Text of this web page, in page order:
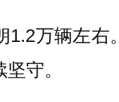
万辆左右
守。